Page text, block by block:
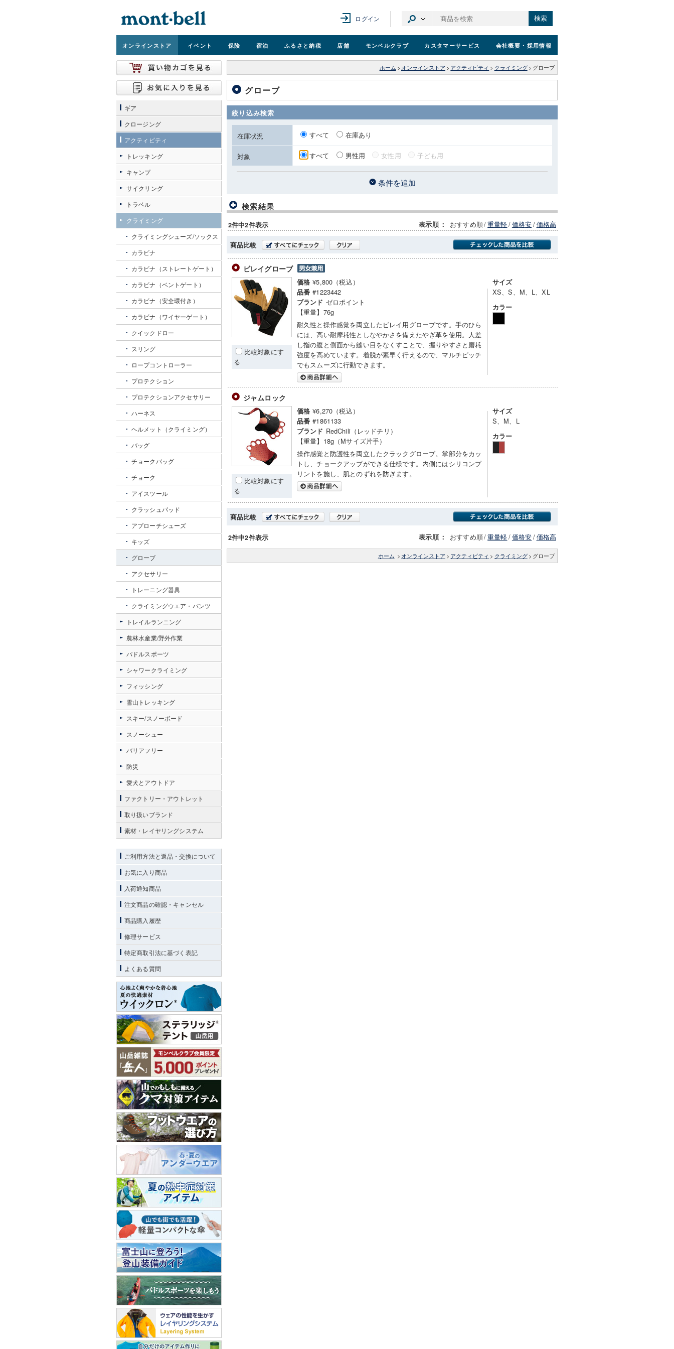
ログイン 検索
オンラインストア イベント 保険 宿泊 ふるさと納税 店舗 モンベルクラブ カスタマーサービス 会社概要 ・採用情報
ホーム > オンラインストア > アクティビティ > クライミング > グローブ
グローブ
絞り込み検索
在庫状況 すべて 在庫あり
対象 すべて 男性用 女性用 子ども用
条件を追加
検索結果
2件中2件表示 表示順 ： おすすめ順/重量軽/価格安/価格高
商品比較
ビレイグローブ
比較対象にす
る
価格 ¥5,800（税込）
品番 #1223442
ブランド ゼロポイント
【重量】76g
耐久性と操作感覚を両立したビレイ用グローブです。手のひら
には、高い耐摩耗性としなやかさを備えたやぎ革を使用。人差
し指の腹と側面から縫い目をなくすことで、握りやすさと磨耗
強度を高めています。着脱が素早く行えるので、マルチピッチ
でもスムーズに行動できます。
サイズ
XS、S、M、L、XL
カラー
ジャムロック
比較対象にす
る
価格 ¥6,270（税込）
品番 #1861133
ブランド RedChili（レッドチリ）
【重量】18g（Mサイズ片手）
操作感覚と防護性を両立したクラックグローブ。掌部分をカッ
トし、チョークアップができる仕様です。内側にはシリコンプ
リントを施し、肌とのずれを防ぎます。
サイズ
S、M、L
カラー
商品比較
2件中2件表示 表示順 ： おすすめ順/重量軽/価格安/価格高
ホーム > オンラインストア > アクティビティ > クライミング > グローブ
ギア
クロージング
アクティビティ
トレッキング
キャンプ
サイクリング
トラベル
クライミング
クライミングシューズ/ソックス
カラビナ
カラビナ（ストレートゲート）
カラビナ（ベントゲート）
カラビナ（安全環付き）
カラビナ（ワイヤーゲート）
クイックドロー
スリング
ロープコントローラー
プロテクション
プロテクションアクセサリー
ハーネス
ヘルメット（クライミング）
バッグ
チョークバッグ
チョーク
アイスツール
クラッシュパッド
アプローチシューズ
キッズ
グローブ
アクセサリー
トレーニング器具
クライミングウエア・パンツ
トレイルランニング
農林水産業/野外作業
パドルスポーツ
シャワークライミング
フィッシング
雪山トレッキング
スキー/スノーボード
スノーシュー
バリアフリー
防災
愛犬とアウトドア
ファクトリー・アウトレット
取り扱いブランド
素材・レイヤリングシステム
ご利用方法と返品・交換について
お気に入り商品
入荷通知商品
注文商品の確認・キャンセル
商品購入履歴
修理サービス
特定商取引法に基づく表記
よくある質問